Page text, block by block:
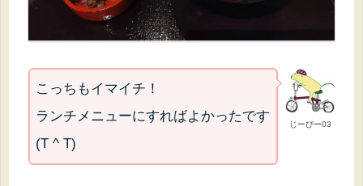
じーぴー03
こっちもイマイチ！
ランチメニューにすればよかったです
(T ^ T)